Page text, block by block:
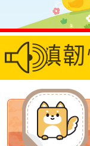
鎮韌